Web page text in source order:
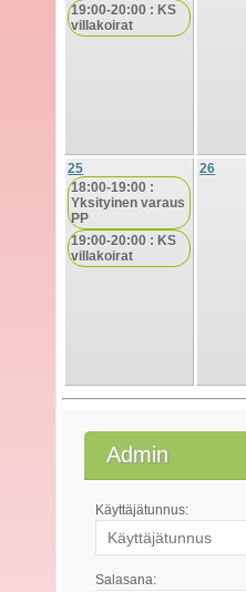
19:00-20:00 : KS
villakoirat
25
18:00-19:00 :
Yksityinen varaus
PP
19:00-20:00 : KS
villakoirat
26
Admin
Käyttäjätunnus:
Salasana: